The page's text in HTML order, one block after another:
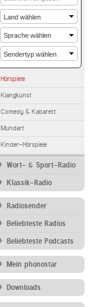
Hörspiele
Klangkunst
Comedy & Kabarett
Mundart
Kinder-Hörspiele
Wort- & Sport-Radio
Klassik-Radio
Radiosender
Beliebteste Radios
Beliebteste Podcasts
Mein phonostar
Downloads